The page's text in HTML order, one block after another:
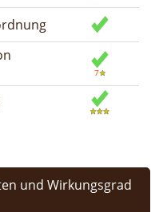
und Wirkungsgrad